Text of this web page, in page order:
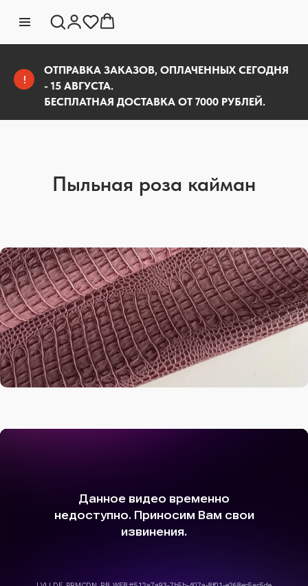
!
ОТПРАВКА ЗАКАЗОВ, ОПЛАЧЕННЫХ СЕГОДНЯ
- 15 АВГУСТА.
БЕСПЛАТНАЯ ДОСТАВКА ОТ 7000 РУБЛЕЙ.
Пыльная роза кайман